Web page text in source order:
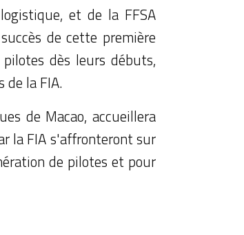
et de la FFSA
de cette première
dès leurs débuts,
la FIA.
de Macao, accueillera
la FIA s'affronteront sur
de pilotes et pour